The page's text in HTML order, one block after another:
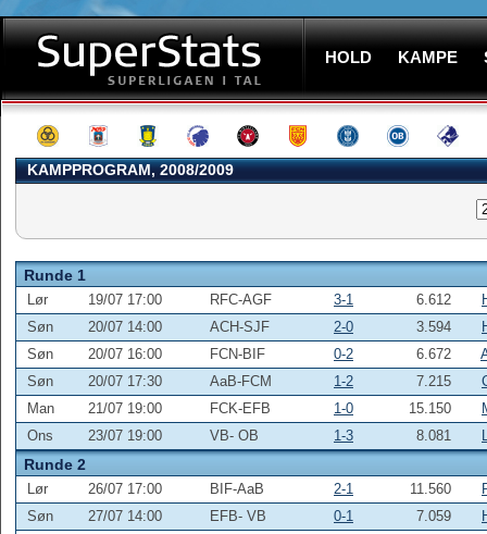
HOLD KAMPE
KAMPPROGRAM, 2008/2009
Runde 1
Lør 19/07 17:00 RFC-AGF 3-1 6.612
Søn
20/07 14:00 ACH-SJF 2-0 3.594
Søn
20/07 16:00 FCN-BIF 0-2 6.672
Søn
20/07 17:30 AaB-FCM 1-2 7.215
Man
21/07 19:00 FCK-EFB 1-0 15.150
Ons
23/07 19:00 VB- OB 1-3 8.081
Runde 2
Lør 26/07 17:00 BIF-AaB 2-1 11.560
Søn
27/07 14:00 EFB- VB 0-1 7.059